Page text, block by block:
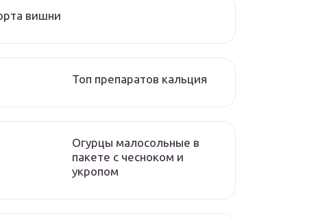
вишни
Топ препаратов кальция
Огурцы малосольные в
пакете с чесноком и
укропом